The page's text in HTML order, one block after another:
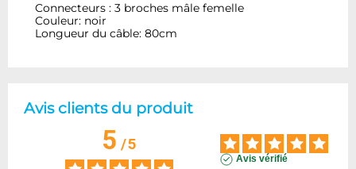
Connecteurs : 3 broches mâle femelle
Couleur: noir
Longueur du câble: 80cm
Avis clients du produit
5/5
Avis vérifié